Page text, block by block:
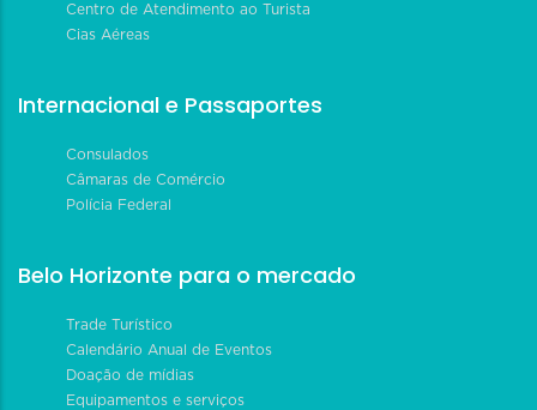
Centro de Atendimento ao Turista
Cias Aéreas
Internacional e Passaportes
Consulados
Câmaras de Comércio
Polícia Federal
Belo Horizonte para o mercado
Trade Turístico
Calendário Anual de Eventos
Doação de mídias
Equipamentos e serviços